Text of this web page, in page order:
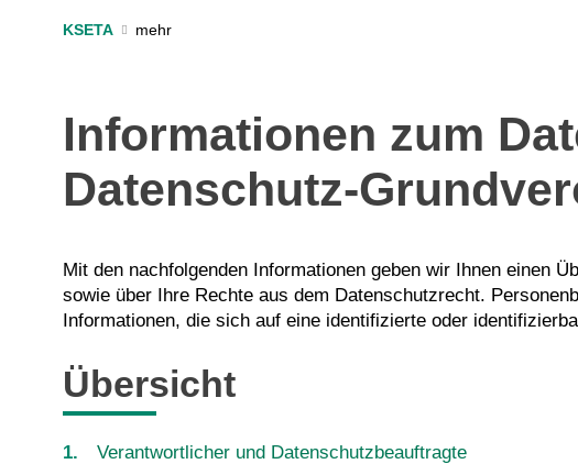
KSETA
Informationen zum
Datenschutz-
Mit den nachfolgenden Informationen geben wir Ihnen einen
sowie über Ihre Rechte aus dem Datenschutzrecht.
Informationen, die sich auf eine identifizierte oder
Übersicht
Verantwortlicher und Datenschutzbeauftragte